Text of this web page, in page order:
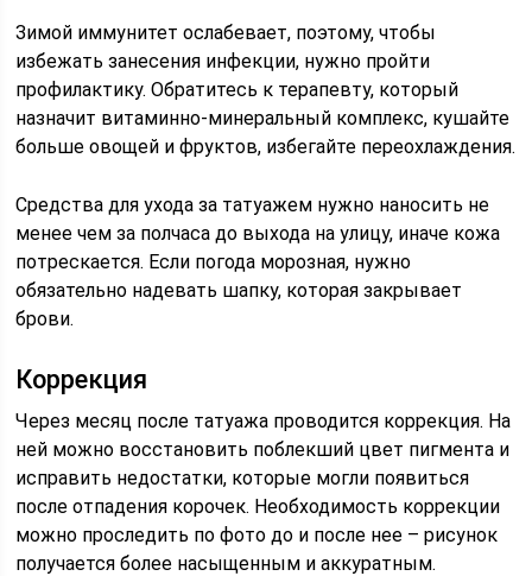
Зимой иммунитет ослабевает, поэтому, чтобы
избежать занесения инфекции, нужно пройти
профилактику. Обратитесь к терапевту, который
назначит витаминно-минеральный комплекс, кушайте
больше овощей и фруктов, избегайте переохлаждения.
Средства для ухода за татуажем нужно наносить не
менее чем за полчаса до выхода на улицу, иначе кожа
потрескается. Если погода морозная, нужно
обязательно надевать шапку, которая закрывает
брови.
Коррекция
Через месяц после татуажа проводится коррекция. На
ней можно восстановить поблекший цвет пигмента и
исправить недостатки, которые могли появиться
после отпадения корочек. Необходимость коррекции
можно проследить по фото до и после нее – рисунок
получается более насыщенным и аккуратным.